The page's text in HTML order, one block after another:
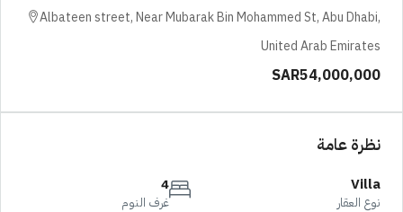
Albateen street, Near Mubarak Bin Mohammed St, Abu Dhabi,
United Arab Emirates
SAR54,000,000
نظرة عامة
Villa
نوع العقار
4
غرف النوم